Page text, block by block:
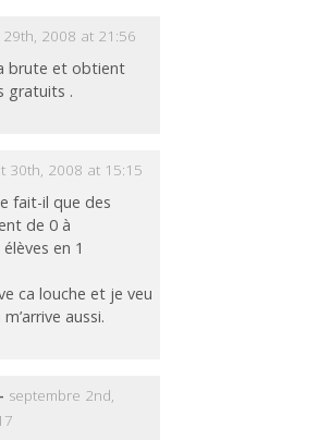
2008 at 21:56
brute et obtient
gratuits .
30th, 2008 at 15:15
fait-il que des
de 0 à
en 1
ca louche et je veu
aussi.
- septembre 2nd,